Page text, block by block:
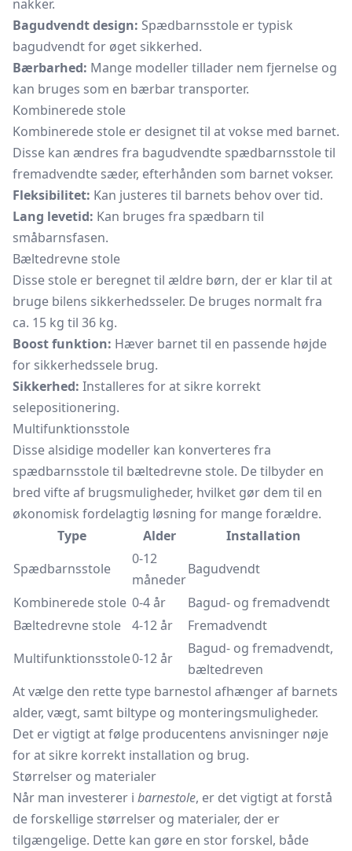
nakker.
Bagudvendt design: Spædbarnsstole er typisk
bagudvendt for øget sikkerhed.
Bærbarhed: Mange modeller tillader nem fjernelse og
kan bruges som en bærbar transporter.
Kombinerede stole
Kombinerede stole er designet til at vokse med barnet.
Disse kan ændres fra bagudvendte spædbarnsstole til
fremadvendte sæder, efterhånden som barnet vokser.
Fleksibilitet: Kan justeres til barnets behov over tid.
Lang levetid: Kan bruges fra spædbarn til
småbarnsfasen.
Bæltedrevne stole
Disse stole er beregnet til ældre børn, der er klar til at
bruge bilens sikkerhedsseler. De bruges normalt fra
ca. 15 kg til 36 kg.
Boost funktion: Hæver barnet til en passende højde
for sikkerhedssele brug.
Sikkerhed: Installeres for at sikre korrekt
selepositionering.
Multifunktionsstole
Disse alsidige modeller kan konverteres fra
spædbarnsstole til bæltedrevne stole. De tilbyder en
bred vifte af brugsmuligheder, hvilket gør dem til en
økonomisk fordelagtig løsning for mange forældre.
Type
Alder
Installation
Spædbarnsstole
0-12
måneder
Bagudvendt
Kombinerede stole 0-4 år
Bagud- og fremadvendt
Bæltedrevne stole
4-12 år
Fremadvendt
Multifunktionsstole0-12 år
Bagud- og fremadvendt,
bæltedreven
At vælge den rette type barnestol afhænger af barnets
alder, vægt, samt biltype og monteringsmuligheder.
Det er vigtigt at følge producentens anvisninger nøje
for at sikre korrekt installation og brug.
Størrelser og materialer
Når man investerer i barnestole, er det vigtigt at forstå
de forskellige størrelser og materialer, der er
tilgængelige. Dette kan gøre en stor forskel, både